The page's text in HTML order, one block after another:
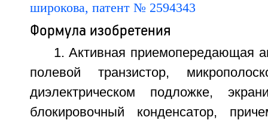
Формула изобретения
1. Активная приемопередающая
полевой транзистор,
диэлектрическом подложке,
блокировочный конденсатор,